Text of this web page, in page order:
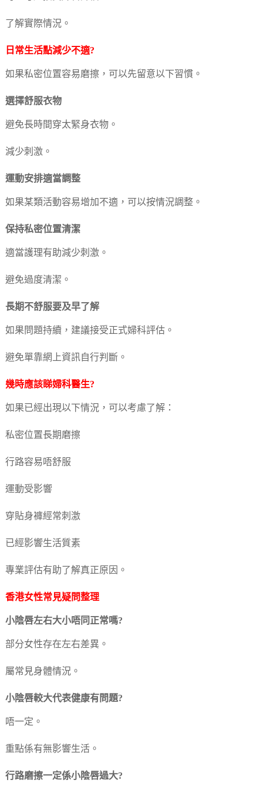
了解實際情況。
日常生活點減少不適?
如果私密位置容易磨擦，可以先留意以下習慣。
選擇舒服衣物
避免長時間穿太緊身衣物。
減少刺激。
運動安排適當調整
如果某類活動容易增加不適，可以按情況調整。
保持私密位置清潔
適當護理有助減少刺激。
避免過度清潔。
長期不舒服要及早了解
如果問題持續，建議接受正式婦科評估。
避免單靠網上資訊自行判斷。
幾時應該睇婦科醫生?
如果已經出現以下情況，可以考慮了解：
私密位置長期磨擦
行路容易唔舒服
運動受影響
穿貼身褲經常刺激
已經影響生活質素
專業評估有助了解真正原因。
香港女性常見疑問整理
小陰唇左右大小唔同正常嗎?
部分女性存在左右差異。
屬常見身體情況。
小陰唇較大代表健康有問題?
唔一定。
重點係有無影響生活。
行路磨擦一定係小陰唇過大?